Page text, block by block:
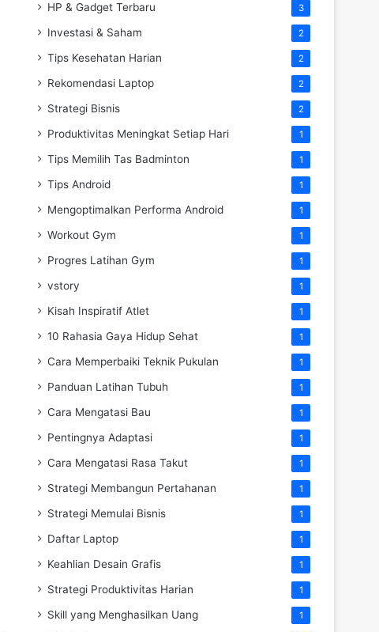
HP & Gadget Terbaru 3
Investasi & Saham 2
Tips Kesehatan Harian 2
Rekomendasi Laptop 2
Strategi Bisnis 2
Produktivitas Meningkat Setiap Hari 1
Tips Memilih Tas Badminton 1
Tips Android 1
Mengoptimalkan Performa Android 1
Workout Gym 1
Progres Latihan Gym 1
vstory 1
Kisah Inspiratif Atlet 1
10 Rahasia Gaya Hidup Sehat 1
Cara Memperbaiki Teknik Pukulan 1
Panduan Latihan Tubuh 1
Cara Mengatasi Bau 1
Pentingnya Adaptasi 1
Cara Mengatasi Rasa Takut 1
Strategi Membangun Pertahanan 1
Strategi Memulai Bisnis 1
Daftar Laptop 1
Keahlian Desain Grafis 1
Strategi Produktivitas Harian 1
Skill yang Menghasilkan Uang 1